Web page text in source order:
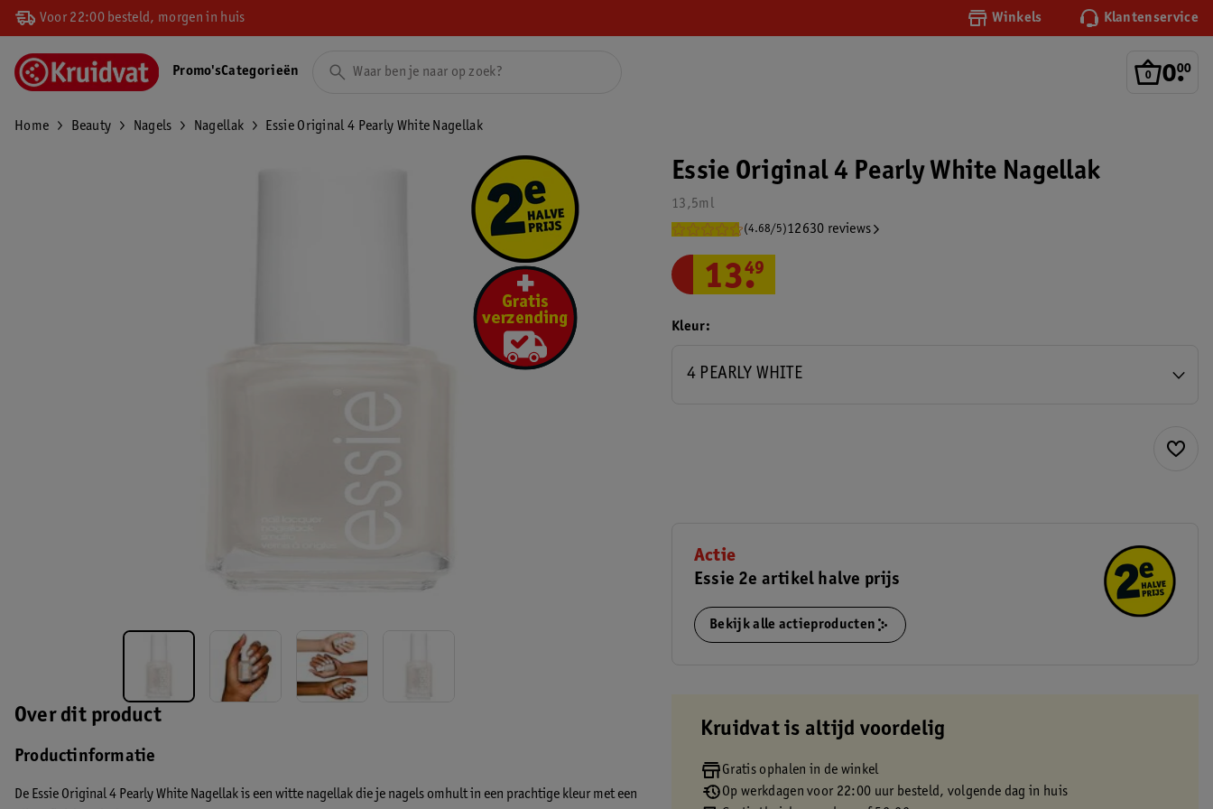
Voor 22:00 besteld, morgen in huis Winkels Klantenservice
0.
00
Promo'sCategorieën
Home Beauty Nagels Nagellak Essie Original 4 Pearly White Nagellak
Over dit product
Productinformatie
De Essie Original 4 Pearly White Nagellak is een witte nagellak die je nagels omhult in een prachtige kleur met een
Essie Original 4 Pearly White Nagellak
13,5ml
(4.68/5)12630 reviews
13.
49
Kleur
4 PEARLY WHITE
Actie
Essie 2e artikel halve prijs
Bekijk alle actieproducten
Kruidvat is altijd voordelig
Gratis ophalen in de winkel
Op werkdagen voor 22:00 uur besteld, volgende dag in huis